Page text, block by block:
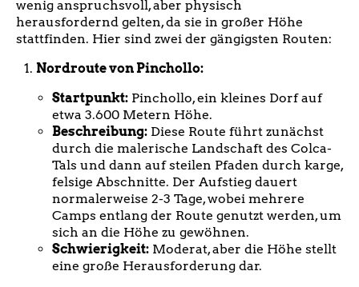
wenig anspruchsvoll, aber physisch
herausfordernd gelten, da sie in großer Höhe
stattfinden. Hier sind zwei der gängigsten Routen:
Nordroute von Pinchollo:
Startpunkt: Pinchollo, ein kleines Dorf auf
etwa 3.600 Metern Höhe.
Beschreibung: Diese Route führt zunächst
durch die malerische Landschaft des Colca-
Tals und dann auf steilen Pfaden durch karge,
felsige Abschnitte. Der Aufstieg dauert
normalerweise 2-3 Tage, wobei mehrere
Camps entlang der Route genutzt werden, um
sich an die Höhe zu gewöhnen.
Schwierigkeit: Moderat, aber die Höhe stellt
eine große Herausforderung dar.